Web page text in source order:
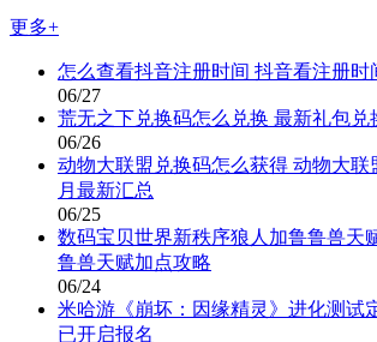
更多+
怎么查看抖音注册时间 抖音看注册时
06/27
荒无之下兑换码怎么兑换 最新礼包兑
06/26
动物大联盟兑换码怎么获得 动物大联
月最新汇总
06/25
数码宝贝世界新秩序狼人加鲁鲁兽天
鲁兽天赋加点攻略
06/24
米哈游《崩坏：因缘精灵》进化测试
已开启报名